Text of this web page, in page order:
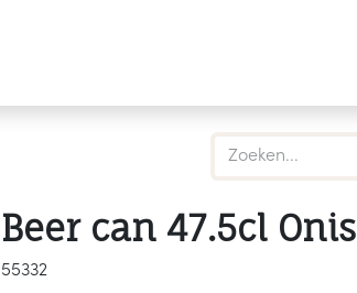
Beer can 47.5cl Onis
55332